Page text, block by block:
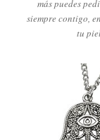
más puedes
siempre contigo,
tu